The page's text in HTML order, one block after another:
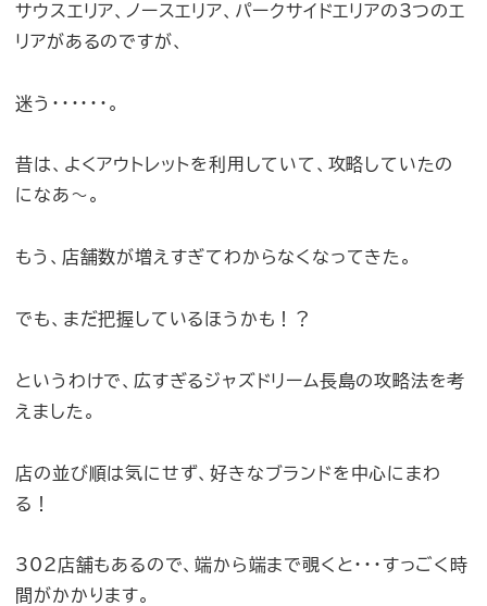
サウスエリア、ノースエリア、パークサイドエリアの3つのエ
リアがあるのですが、
迷う・・・・・・。
昔は、よくアウトレットを利用していて、攻略していたの
になあ〜。
もう、店舗数が増えすぎてわからなくなってきた。
でも、まだ把握しているほうかも！？
というわけで、広すぎるジャズドリーム長島の攻略法を考
えました。
店の並び順は気にせず、好きなブランドを中心にまわ
る！
302店舗もあるので、端から端まで覗くと・・・すっごく時
間がかかります。